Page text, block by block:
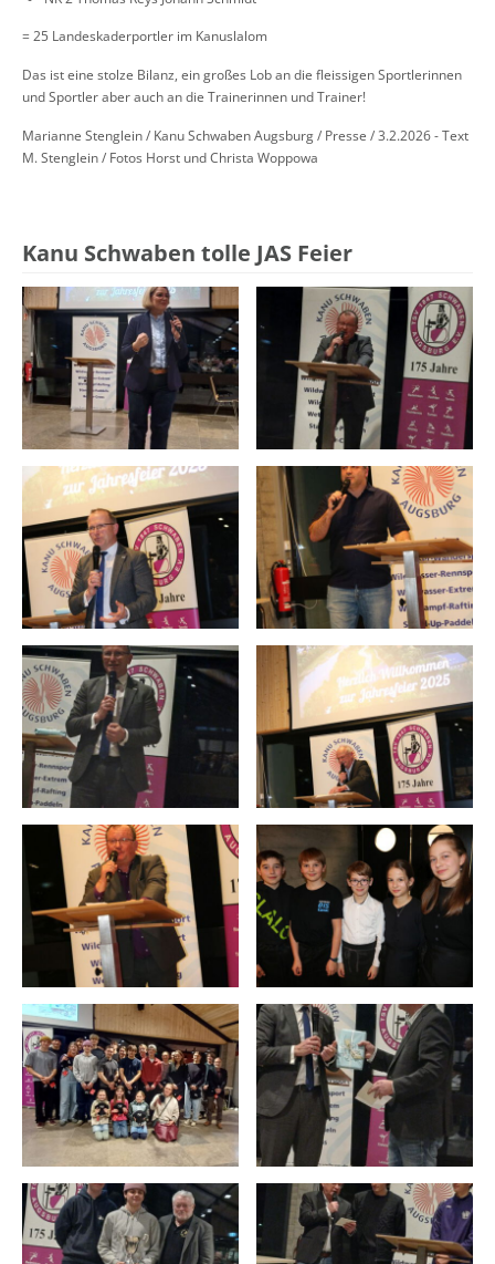
= 25 Landeskaderportler im Kanuslalom
Das ist eine stolze Bilanz, ein großes Lob an die fleissigen Sportlerinnen
und Sportler aber auch an die Trainerinnen und Trainer!
Marianne Stenglein / Kanu Schwaben Augsburg / Presse / 3.2.2026 - Text
M. Stenglein / Fotos Horst und Christa Woppowa
Kanu Schwaben tolle JAS Feier